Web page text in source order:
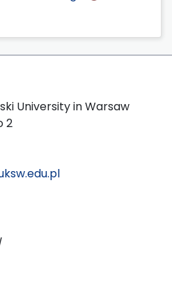
University in Warsaw
2